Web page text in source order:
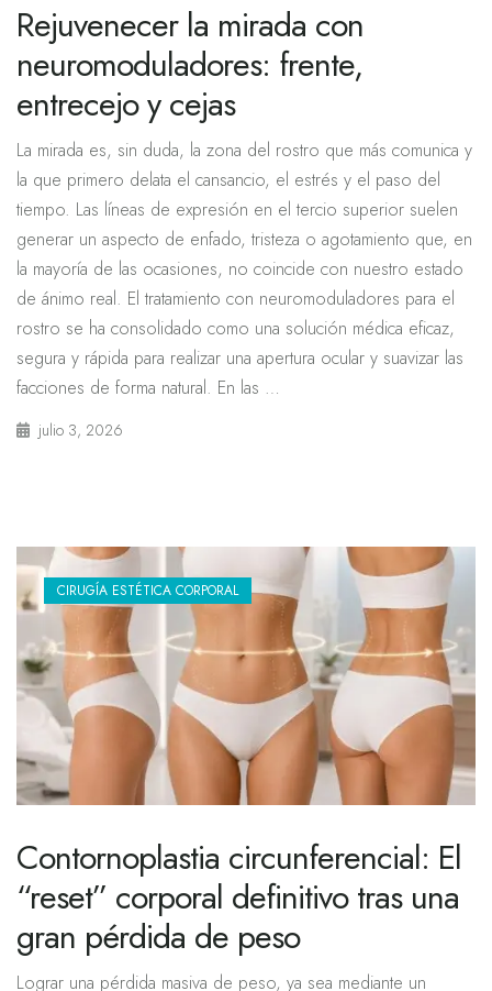
Rejuvenecer la mirada con
neuromoduladores: frente,
entrecejo y cejas
La mirada es, sin duda, la zona del rostro que más comunica y
la que primero delata el cansancio, el estrés y el paso del
tiempo. Las líneas de expresión en el tercio superior suelen
generar un aspecto de enfado, tristeza o agotamiento que, en
la mayoría de las ocasiones, no coincide con nuestro estado
de ánimo real. El tratamiento con neuromoduladores para el
rostro se ha consolidado como una solución médica eficaz,
segura y rápida para realizar una apertura ocular y suavizar las
facciones de forma natural. En las …
julio 3, 2026
CIRUGÍA ESTÉTICA CORPORAL
Contornoplastia circunferencial: El
“reset” corporal definitivo tras una
gran pérdida de peso
Lograr una pérdida masiva de peso, ya sea mediante un